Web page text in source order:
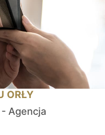
ORŁY
Agencja